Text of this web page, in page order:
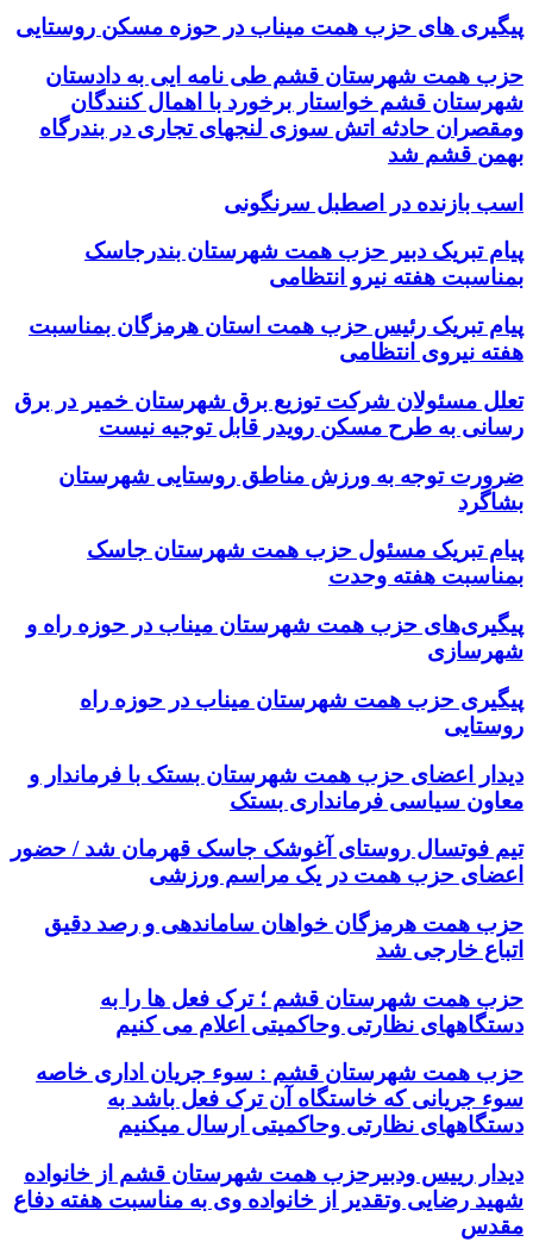
پیگیری های حزب همت میناب در حوزه مسکن روستایی
حزب همت شهرستان قشم طی نامه ایی به دادستان
شهرستان قشم خواستار برخورد با اهمال کنندگان
ومقصران حادثه اتش سوزی لنجهای تجاری در بندرگاه
بهمن قشم شد
اسب بازنده در اصطبل سرنگونی
پیام تبریک دبیر حزب همت شهرستان بندرجاسک
بمناسبت هفته نیرو انتظامی
پیام تبریک رئیس حزب همت استان هرمزگان بمناسبت
هفته نیروی انتظامی
تعلل مسئولان شرکت توزیع برق شهرستان خمیر در برق
رسانی به طرح مسکن رویدر قابل توجیه نیست
ضرورت توجه به ورزش مناطق روستایی شهرستان
بشاگرد
پیام تبریک مسئول حزب همت شهرستان جاسک
بمناسبت هفته وحدت
پیگیری‌های حزب همت شهرستان میناب در حوزه راه و
شهرسازی
پیگیری حزب همت شهرستان میناب در حوزه راه
روستایی
دیدار اعضای حزب همت شهرستان بستک با فرماندار و
معاون سیاسی فرمانداری بستک
تیم فوتسال روستای آغوشک جاسک قهرمان شد / حضور
اعضای حزب همت در یک مراسم ورزشی
حزب همت هرمزگان خواهان ساماندهی و رصد دقیق
اتباع خارجی شد
حزب همت شهرستان قشم ؛ ترک فعل ها را به
دستگاههای نظارتی وحاکمیتی اعلام می کنیم
حزب همت شهرستان قشم : سوء جریان اداری خاصه
سوء جریانی که خاستگاه آن ترک فعل باشد به
دستگاههای نظارتی وحاکمیتی ارسال میکنیم
دیدار رییس ودبیرحزب همت شهرستان قشم از خانواده
شهید رضایی وتقدیر از خانواده وی به مناسبت هفته دفاع
مقدس